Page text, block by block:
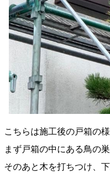
こちらは施工後の戸箱の様
まず戸箱の中にある鳥の
そのあと木を打ちつけ、